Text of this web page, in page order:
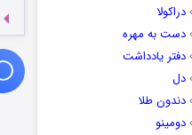
دراکولا
دست به مهره
دفتر یادداشت
دل
دندون طلا
دومینو